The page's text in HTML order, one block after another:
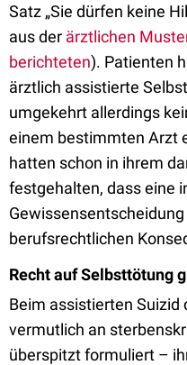
Satz „Sie dürfen keine
aus der ärztlichen
berichteten). Patienten
ärztlich assistierte
umgekehrt allerdings
einem bestimmten Arzt
hatten schon in ihrem
festgehalten, dass eine
berufsrechtlichen
Recht auf Selbsttötung
Beim assistierten Suizid
vermutlich an
überspitzt formuliert –